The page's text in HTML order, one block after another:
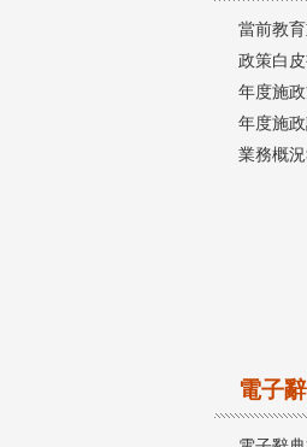
當前教
政策白
年度施
年度施
業務概
電子